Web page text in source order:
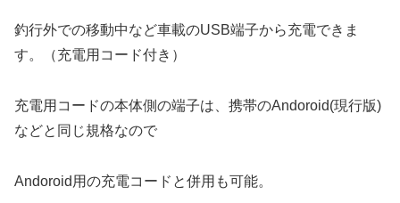
釣行外での移動中など車載のUSB端子から充電できま
す。（充電用コード付き）
充電用コードの本体側の端子は、携帯のAndoroid(現行版)
などと同じ規格なので
Andoroid用の充電コードと併用も可能。